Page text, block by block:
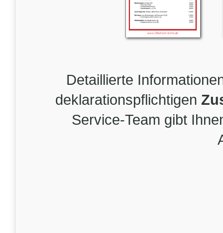
Detaillierte
deklarationspflichtigen
Service-Team gibt